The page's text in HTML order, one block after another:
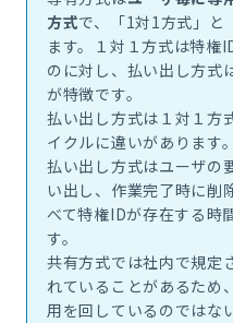
方式で、「1対1方式」と
ます。１対１方式は特権
のに対し、払い出し方式
が特徴です。
払い出し方式は１対１方
イクルに違いがあります。
払い出し方式はユーザの
い出し、作業完了時に削
べて特権IDが存在する時
す。
共有方式では社内で規定
れていることがあるため
用を回しているのではな